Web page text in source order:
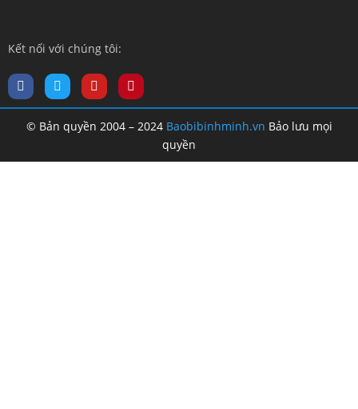
Kết nối với chúng tôi:
© Bản quyền 2004 – 2024 Baobibinhminh.vn Bảo lưu mọi
quyền